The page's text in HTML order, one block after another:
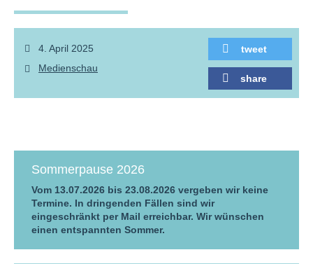
tweet
share
4. April 2025
Medienschau
Sommerpause 2026
Vom 13.07.2026 bis 23.08.2026 vergeben wir keine
Termine. In dringenden Fällen sind wir
eingeschränkt per Mail erreichbar. Wir wünschen
einen entspannten Sommer.